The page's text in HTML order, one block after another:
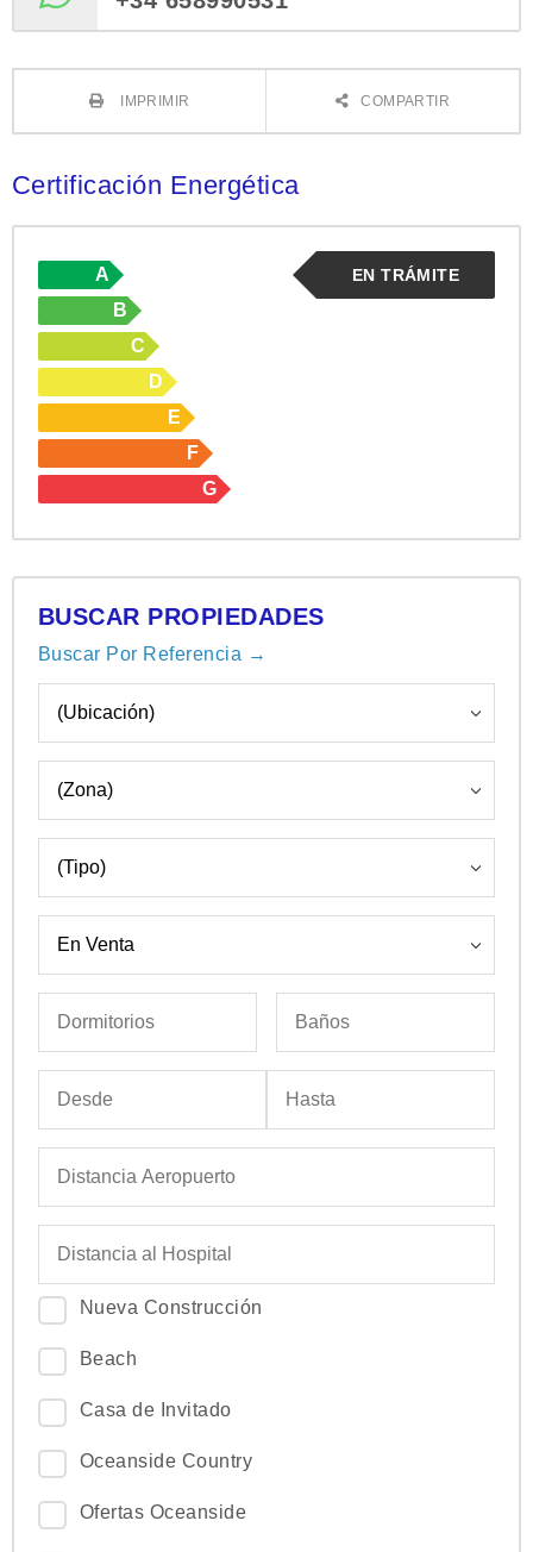
IMPRIMIR COMPARTIR
Certificación Energética
EN TRÁMITE
A
B
C
D
E
F
G
BUSCAR PROPIEDADES
Buscar Por Referencia →
Nueva Construcción
Beach
Casa de Invitado
Oceanside Country
Ofertas Oceanside